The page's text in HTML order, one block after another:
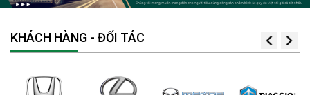
KHÁCH HÀNG - ĐỐI TÁC